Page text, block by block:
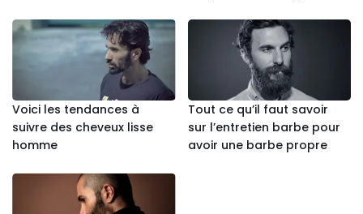
Voici les tendances à
suivre des cheveux lisse
homme
Tout ce qu’il faut savoir
sur l’entretien barbe pour
avoir une barbe propre